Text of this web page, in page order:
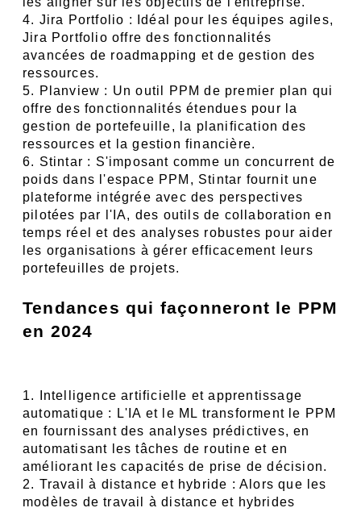
4. Jira Portfolio : Idéal pour les équipes agiles,
Jira Portfolio offre des fonctionnalités
avancées de roadmapping et de gestion des
ressources.
5. Planview : Un outil PPM de premier plan qui
offre des fonctionnalités étendues pour la
gestion de portefeuille, la planification des
ressources et la gestion financière.
6. Stintar : S'imposant comme un concurrent de
poids dans l'espace PPM, Stintar fournit une
plateforme intégrée avec des perspectives
pilotées par l'IA, des outils de collaboration en
temps réel et des analyses robustes pour aider
les organisations à gérer efficacement leurs
portefeuilles de projets.
Tendances qui façonneront le PPM
en 2024
1. Intelligence artificielle et apprentissage
automatique : L'IA et le ML transforment le PPM
en fournissant des analyses prédictives, en
automatisant les tâches de routine et en
améliorant les capacités de prise de décision.
2. Travail à distance et hybride : Alors que les
modèles de travail à distance et hybrides